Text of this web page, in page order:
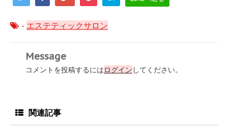
- エステティックサロン
Message
コメントを投稿するにはログイン してください。
関連記事